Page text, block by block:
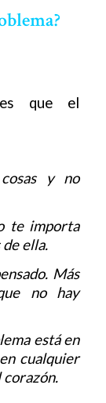
que el
y no
te importa
ella.
Más
no hay
está en
cualquier
corazón.